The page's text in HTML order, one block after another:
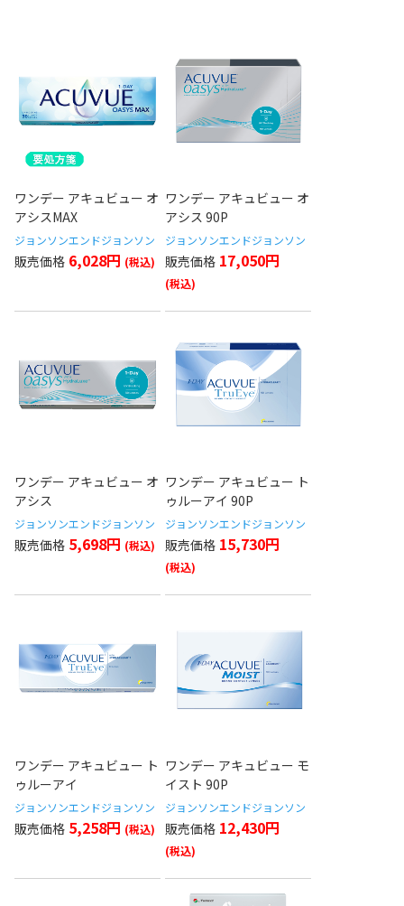
ワンデー アキュビュー オ
アシスMAX
ジョンソンエンドジョンソン
6,028円
ワンデー アキュビュー オ
アシス 90P
ジョンソンエンドジョンソン
17,050円
ワンデー アキュビュー オ
アシス
ジョンソンエンドジョンソン
5,698円
ワンデー アキュビュー ト
ゥルーアイ 90P
ジョンソンエンドジョンソン
15,730円
ワンデー アキュビュー ト
ゥルーアイ
ジョンソンエンドジョンソン
5,258円
ワンデー アキュビュー モ
イスト 90P
ジョンソンエンドジョンソン
12,430円